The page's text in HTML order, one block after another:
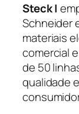
Steck |
Schneider
materiais
comercial
de 50
qualidade